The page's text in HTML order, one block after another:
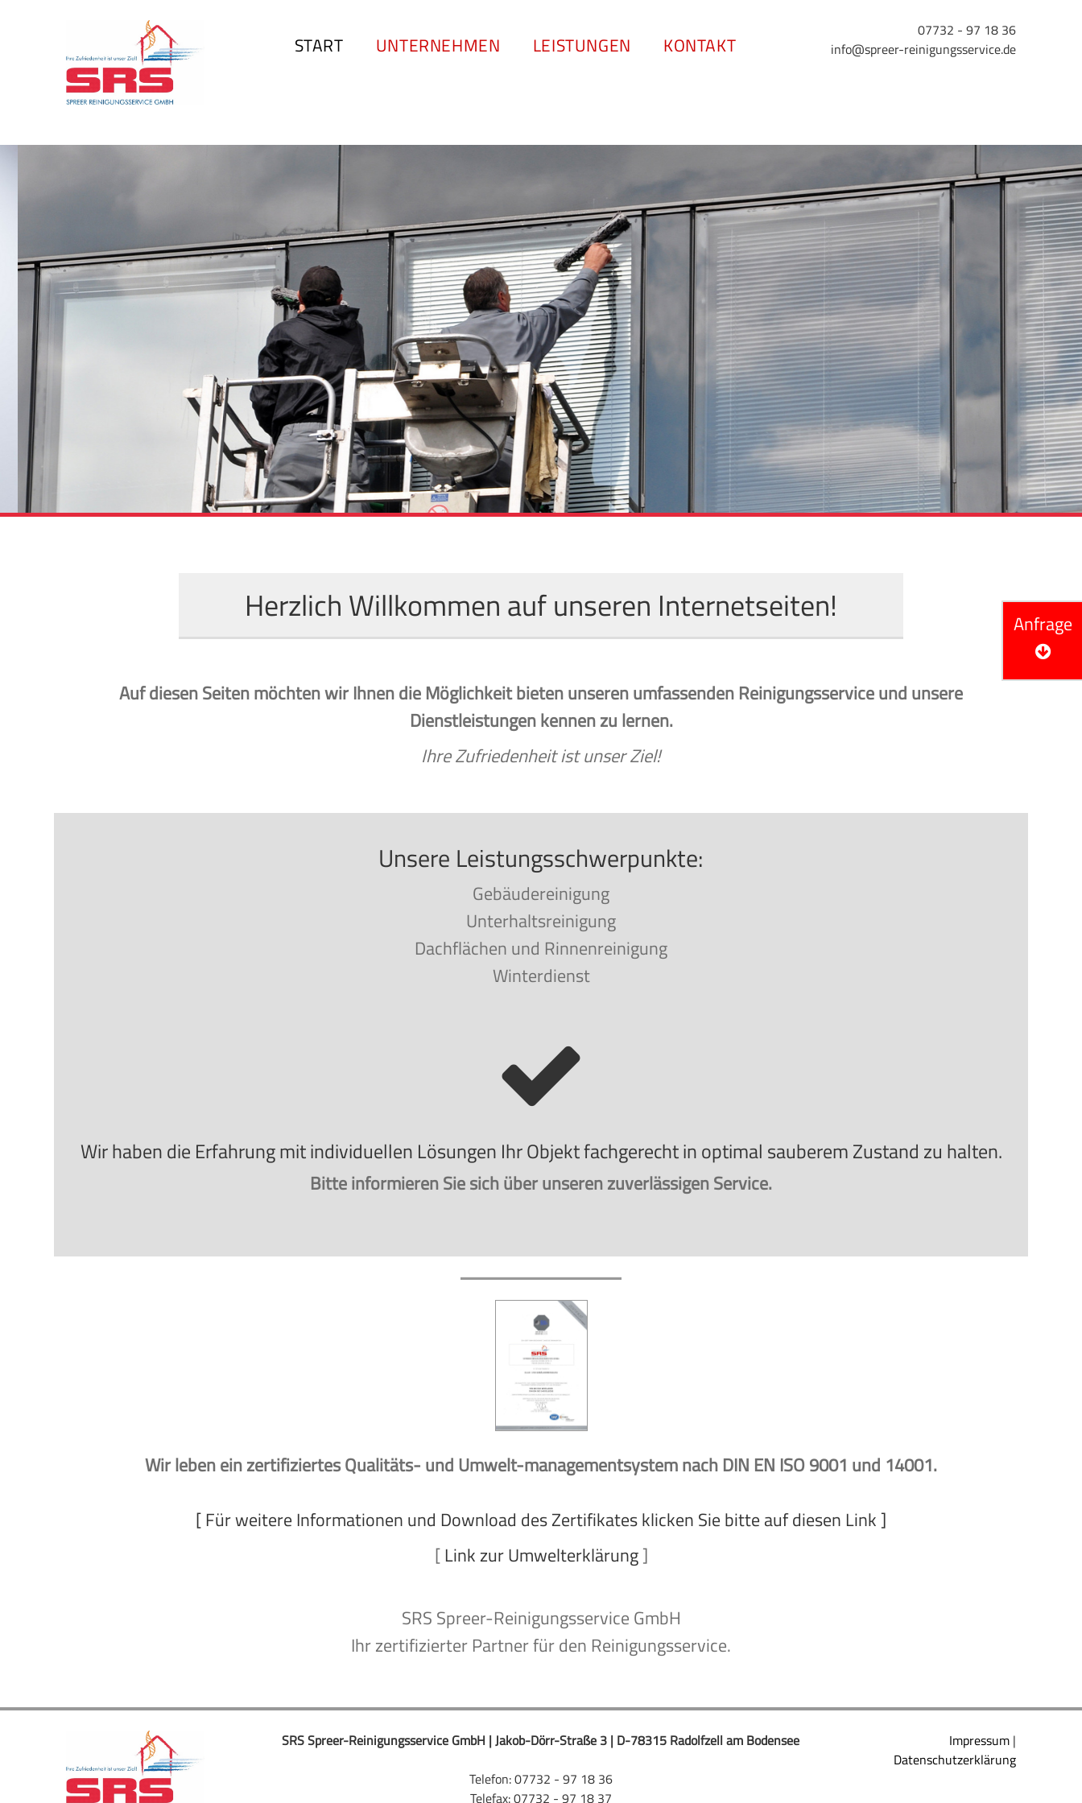
START UNTERNEHMEN LEISTUNGEN KONTAKT
07732 - 97 18 36
info@spreer-reinigungsservice.de
Anfrage
Herzlich Willkommen auf unseren Internetseiten!
Auf diesen Seiten möchten wir Ihnen die Möglichkeit bieten unseren umfassenden Reinigungsservice und unsere
Dienstleistungen kennen zu lernen.
Ihre Zufriedenheit ist unser Ziel!
Unsere Leistungsschwerpunkte:
Gebäudereinigung
Unterhaltsreinigung
Dachflächen und Rinnenreinigung
Winterdienst
Wir haben die Erfahrung mit individuellen Lösungen Ihr Objekt fachgerecht in optimal sauberem Zustand zu halten.
Bitte informieren Sie sich über unseren zuverlässigen Service.
Wir leben ein zertifiziertes Qualitäts- und Umwelt-managementsystem nach DIN EN ISO 9001 und 14001.
[ Für weitere Informationen und Download des Zertifikates klicken Sie bitte auf diesen Link ]
[Link zur Umwelterklärung]
SRS Spreer-Reinigungsservice GmbH
Ihr zertifizierter Partner für den Reinigungsservice.
SRS Spreer-Reinigungsservice GmbH | Jakob-Dörr-Straße 3 | D-78315 Radolfzell am Bodensee
Telefon: 07732 - 97 18 36
Telefax: 07732 - 97 18 37
Impressum|
Datenschutzerklärung